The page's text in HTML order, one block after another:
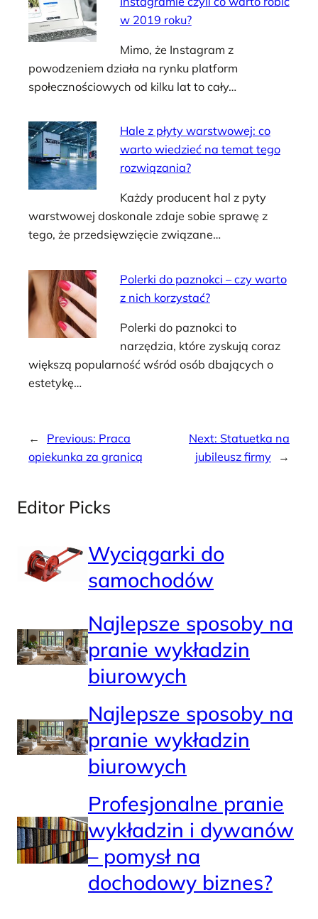
w 2019 roku?
Mimo, że Instagram z
powodzeniem działa na rynku platform
społecznościowych od kilku lat to cały…
Hale z płyty warstwowej: co
warto wiedzieć na temat tego
rozwiązania?
Każdy producent hal z pyty
warstwowej doskonale zdaje sobie sprawę z
tego, że przedsięwzięcie związane…
Polerki do paznokci – czy warto
z nich korzystać?
Polerki do paznokci to
narzędzia, które zyskują coraz
większą popularność wśród osób dbających o
estetykę…
← Previous: Praca
opiekunka za granicą
Next: Statuetka na
jubileusz firmy
→
Editor Picks
Wyciągarki do
samochodów
Najlepsze sposoby na
pranie wykładzin
biurowych
Najlepsze sposoby na
pranie wykładzin
biurowych
Profesjonalne pranie
wykładzin i dywanów
– pomysł na
dochodowy biznes?